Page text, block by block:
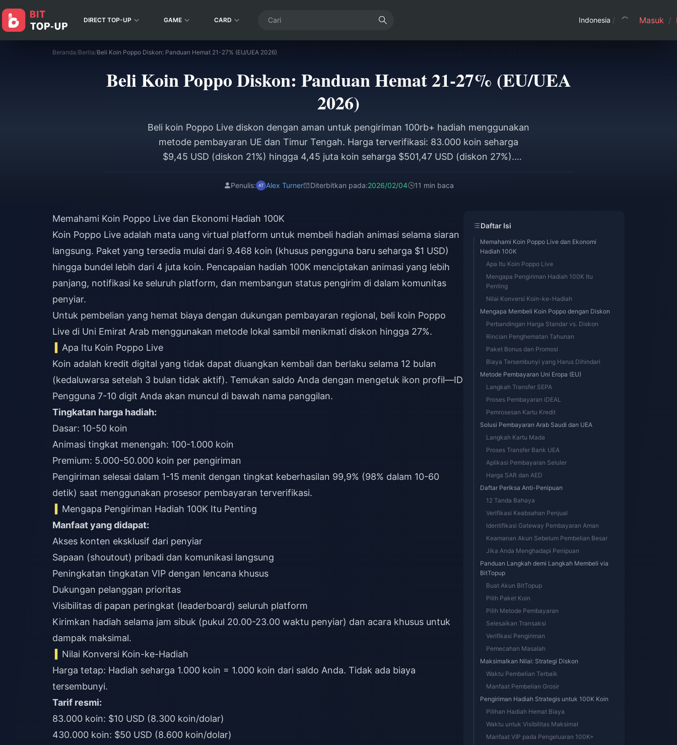
DIRECT TOP-UP GAME CARD Indonesia / Masuk /
Beranda/Berita/Beli Koin Poppo Diskon: Panduan Hemat 21-27% (EU/UEA 2026)
Beli Koin Poppo Diskon: Panduan Hemat 21-27% (EU/UEA
2026)
Beli koin Poppo Live diskon dengan aman untuk pengiriman 100rb+ hadiah menggunakan
metode pembayaran UE dan Timur Tengah. Harga terverifikasi: 83.000 koin seharga
$9,45 USD (diskon 21%) hingga 4,45 juta koin seharga $501,47 USD (diskon 27%).
strategi waktu yang tepat untuk penghematan maksimal. Diperbarui 9 Desember 2026.
Penulis: Alex Turner Diterbitkan pada:2026/02/04 11 min baca
Memahami Koin Poppo Live dan Ekonomi Hadiah 100K
Koin Poppo Live adalah mata uang virtual platform untuk membeli hadiah animasi selama siaran
langsung. Paket yang tersedia mulai dari 9.468 koin (khusus pengguna baru seharga $1 USD)
hingga bundel lebih dari 4 juta koin. Pencapaian hadiah 100K menciptakan animasi yang lebih
panjang, notifikasi ke seluruh platform, dan membangun status pengirim di dalam komunitas
penyiar.
Untuk pembelian yang hemat biaya dengan dukungan pembayaran regional, beli koin Poppo
Live di Uni Emirat Arab menggunakan metode lokal sambil menikmati diskon hingga 27%.
Apa Itu Koin Poppo Live
Koin adalah kredit digital yang tidak dapat diuangkan kembali dan berlaku selama 12 bulan
(kedaluwarsa setelah 3 bulan tidak aktif). Temukan saldo Anda dengan mengetuk ikon profil—ID
Pengguna 7-10 digit Anda akan muncul di bawah nama panggilan.
Tingkatan harga hadiah:
Dasar: 10-50 koin
Animasi tingkat menengah: 100-1.000 koin
Premium: 5.000-50.000 koin per pengiriman
Pengiriman selesai dalam 1-15 menit dengan tingkat keberhasilan 99,9% (98% dalam 10-60
detik) saat menggunakan prosesor pembayaran terverifikasi.
Mengapa Pengiriman Hadiah 100K Itu Penting
Manfaat yang didapat:
Akses konten eksklusif dari penyiar
Sapaan (shoutout) pribadi dan komunikasi langsung
Peningkatan tingkatan VIP dengan lencana khusus
Dukungan pelanggan prioritas
Visibilitas di papan peringkat (leaderboard) seluruh platform
Kirimkan hadiah selama jam sibuk (pukul 20.00-23.00 waktu penyiar) dan acara khusus untuk
dampak maksimal.
Nilai Konversi Koin-ke-Hadiah
Harga tetap: Hadiah seharga 1.000 koin = 1.000 koin dari saldo Anda. Tidak ada biaya
tersembunyi.
Tarif resmi:
83.000 koin: $10 USD (8.300 koin/dolar)
430.000 koin: $50 USD (8.600 koin/dolar)
Daftar Isi
Memahami Koin Poppo Live dan Ekonomi
Hadiah 100K
Apa Itu Koin Poppo Live
Mengapa Pengiriman Hadiah 100K Itu
Penting
Nilai Konversi Koin-ke-Hadiah
Mengapa Membeli Koin Poppo dengan Diskon
Perbandingan Harga Standar vs. Diskon
Rincian Penghematan Tahunan
Paket Bonus dan Promosi
Biaya Tersembunyi yang Harus Dihindari
Metode Pembayaran Uni Eropa (EU)
Langkah Transfer SEPA
Proses Pembayaran iDEAL
Pemrosesan Kartu Kredit
Solusi Pembayaran Arab Saudi dan UEA
Langkah Kartu Mada
Proses Transfer Bank UEA
Aplikasi Pembayaran Seluler
Harga SAR dan AED
Daftar Periksa Anti-Penipuan
12 Tanda Bahaya
Verifikasi Keabsahan Penjual
Identifikasi Gateway Pembayaran Aman
Keamanan Akun Sebelum Pembelian Besar
Jika Anda Menghadapi Penipuan
Panduan Langkah demi Langkah Membeli via
BitTopup
Buat Akun BitTopup
Pilih Paket Koin
Pilih Metode Pembayaran
Selesaikan Transaksi
Verifikasi Pengiriman
Pemecahan Masalah
Maksimalkan Nilai: Strategi Diskon
Waktu Pembelian Terbaik
Manfaat Pembelian Grosir
Pengiriman Hadiah Strategis untuk 100K Koin
Pilihan Hadiah Hemat Biaya
Waktu untuk Visibilitas Maksimal
Manfaat VIP pada Pengeluaran 100K+